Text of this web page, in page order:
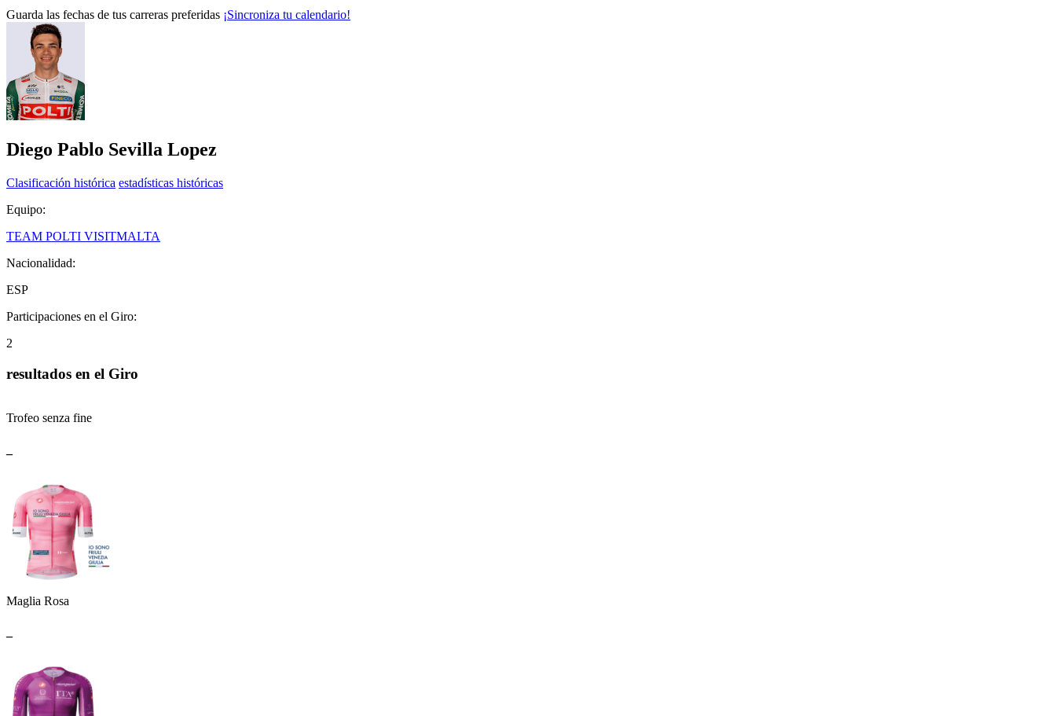
Guarda las fechas de tus carreras preferidas ¡Sincroniza tu calendario!
Diego Pablo Sevilla Lopez
Clasificación histórica estadísticas históricas
Equipo:
TEAM POLTI VISITMALTA
Nacionalidad:
ESP
Participaciones en el Giro:
2
resultados en el Giro
Trofeo senza fine
Maglia Rosa